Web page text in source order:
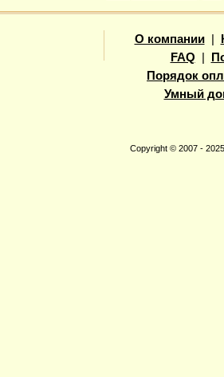
О компании|
FAQ
Порядок
Умный
Copyright © 2007 -